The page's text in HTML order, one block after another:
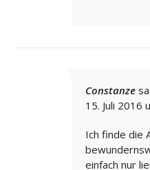
Constanze
15. Juli 2016
Ich finde die
einfach nur